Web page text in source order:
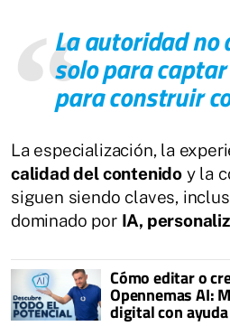
La autoridad no
solo para
para construir
La especialización, la
calidad del contenido y la
siguen siendo claves,
dominado por IA,
Cómo editar o
Opennemas AI:
digital con